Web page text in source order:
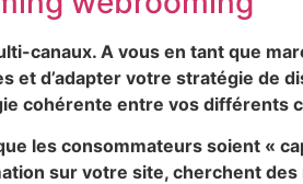
canaux. A vous en tant que
et d’adapter votre stratégie de
cohérente entre vos différents
les consommateurs soient «
sur votre site, cherchent des